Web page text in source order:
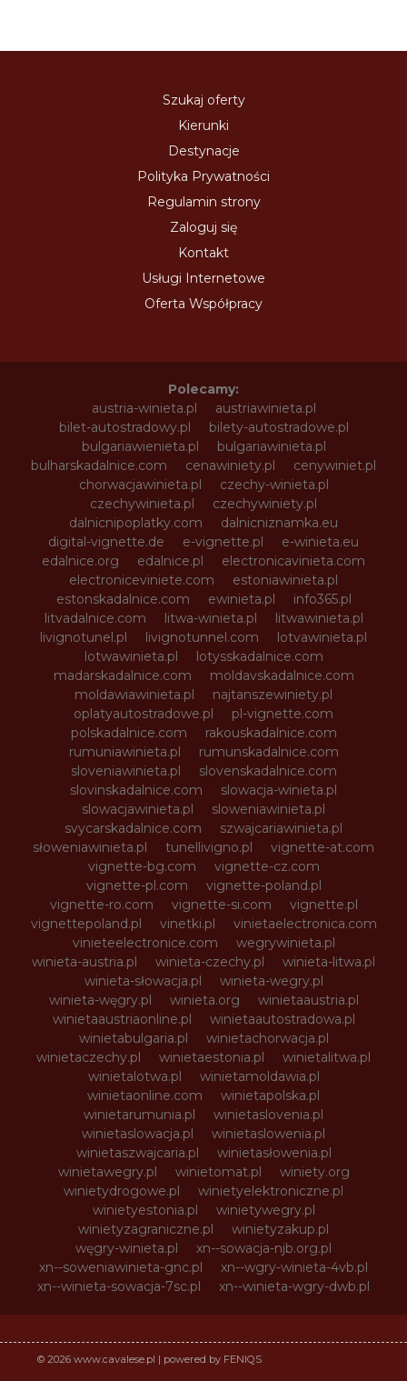
Szukaj oferty
Kierunki
Destynacje
Polityka Prywatności
Regulamin strony
Zaloguj się
Kontakt
Usługi Internetowe
Oferta Współpracy
Polecamy:
austria-winieta.pl
austriawinieta.pl
bilet-autostradowy.pl
bilety-autostradowe.pl
bulgariawienieta.pl
bulgariawinieta.pl
bulharskadalnice.com
cenawiniety.pl
cenywiniet.pl
chorwacjawinieta.pl
czechy-winieta.pl
czechywinieta.pl
czechywiniety.pl
dalnicnipoplatky.com
dalnicniznamka.eu
digital-vignette.de
e-vignette.pl
e-winieta.eu
edalnice.org
edalnice.pl
electronicavinieta.com
electroniceviniete.com
estoniawinieta.pl
estonskadalnice.com
ewinieta.pl
info365.pl
litvadalnice.com
litwa-winieta.pl
litwawinieta.pl
livignotunel.pl
livignotunnel.com
lotvawinieta.pl
lotwawinieta.pl
lotysskadalnice.com
madarskadalnice.com
moldavskadalnice.com
moldawiawinieta.pl
najtanszewiniety.pl
oplatyautostradowe.pl
pl-vignette.com
polskadalnice.com
rakouskadalnice.com
rumuniawinieta.pl
rumunskadalnice.com
sloveniawinieta.pl
slovenskadalnice.com
slovinskadalnice.com
slowacja-winieta.pl
slowacjawinieta.pl
sloweniawinieta.pl
svycarskadalnice.com
szwajcariawinieta.pl
słoweniawinieta.pl
tunellivigno.pl
vignette-at.com
vignette-bg.com
vignette-cz.com
vignette-pl.com
vignette-poland.pl
vignette-ro.com
vignette-si.com
vignette.pl
vignettepoland.pl
vinetki.pl
vinietaelectronica.com
vinieteelectronice.com
wegrywinieta.pl
winieta-austria.pl
winieta-czechy.pl
winieta-litwa.pl
winieta-słowacja.pl
winieta-wegry.pl
winieta-węgry.pl
winieta.org
winietaaustria.pl
winietaaustriaonline.pl
winietaautostradowa.pl
winietabulgaria.pl
winietachorwacja.pl
winietaczechy.pl
winietaestonia.pl
winietalitwa.pl
winietalotwa.pl
winietamoldawia.pl
winietaonline.com
winietapolska.pl
winietarumunia.pl
winietaslovenia.pl
winietaslowacja.pl
winietaslowenia.pl
winietaszwajcaria.pl
winietasłowenia.pl
winietawegry.pl
winietomat.pl
winiety.org
winietydrogowe.pl
winietyelektroniczne.pl
winietyestonia.pl
winietywegry.pl
winietyzagraniczne.pl
winietyzakup.pl
węgry-winieta.pl
xn--sowacja-njb.org.pl
xn--soweniawinieta-gnc.pl
xn--wgry-winieta-4vb.pl
xn--winieta-sowacja-7sc.pl
xn--winieta-wgry-dwb.pl
© 2026 www.cavalese.pl | powered by FENIQS